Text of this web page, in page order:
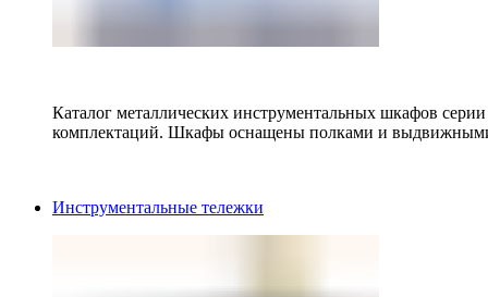
Каталог металлических инструментальных шкафов
комплектаций. Шкафы оснащены полками и
Инструментальные тележки